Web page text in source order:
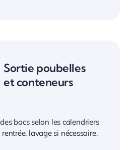
Sortie poubelles
et conteneurs
bacs selon les calendriers
lavage si nécessaire.